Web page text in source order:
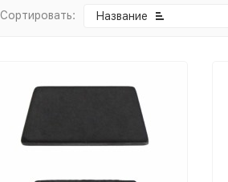
Сортировать: Название